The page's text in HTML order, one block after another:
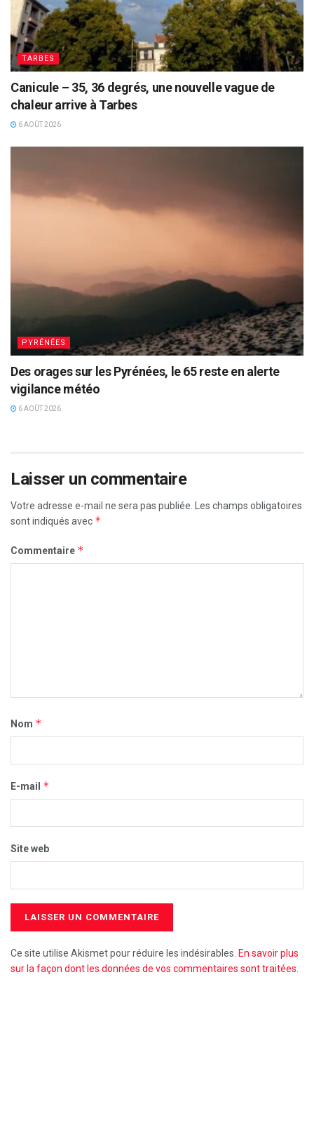
TARBES
Canicule – 35, 36 degrés, une nouvelle vague de
chaleur arrive à Tarbes
6 AOÛT 2026
PYRÉNÉES
Des orages sur les Pyrénées, le 65 reste en alerte
vigilance météo
6 AOÛT 2026
Laisser un commentaire
Votre adresse e-mail ne sera pas publiée. Les champs obligatoires
sont indiqués avec *
Commentaire *
Nom *
E-mail *
Site web
Ce site utilise Akismet pour réduire les indésirables. En savoir plus
sur la façon dont les données de vos commentaires sont traitées.